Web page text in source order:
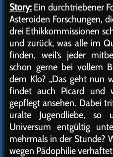
Story: Ein durchtriebener
Asteroiden Forschungen,
drei Ethikkommissionen
und zurück, was alle im
finden, weil’s jeder
schon gerne bei vollem
dem Klo? „Das geht nun
findet auch Picard und
gepflegt ansehen. Dabei
uralte Jugendliebe,
Universum entgültig
mehrmals in der Stunde?
wegen Pädophilie